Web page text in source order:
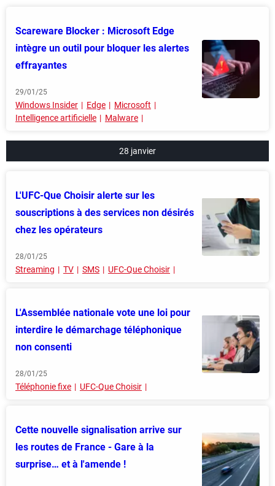
Scareware Blocker : Microsoft Edge
intègre un outil pour bloquer les alertes
effrayantes
29/01/25
Windows Insider Edge
Microsoft
Intelligence artificielle
Malware
28 janvier
L'UFC-Que Choisir alerte sur les
souscriptions à des services non désirés
chez les opérateurs
28/01/25
Streaming TV SMS UFC-Que Choisir
L'Assemblée nationale vote une loi pour
interdire le démarchage téléphonique
non consenti
28/01/25
Téléphonie fixe UFC-Que Choisir
Cette nouvelle signalisation arrive sur
les routes de France - Gare à la
surprise… et à l'amende !